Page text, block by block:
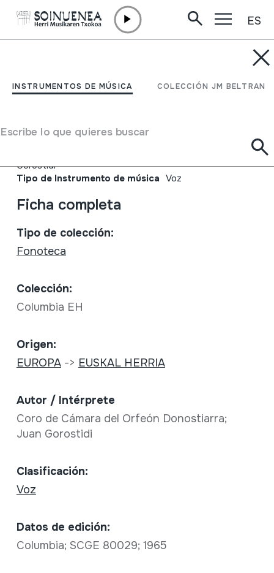
INSTRUMENTOS DE MÚSICA COLECCIÓN JM BELTRAN
Escribe lo que quieres buscar
ES
Coro de Cámara del
Autor
Gorostidi
Tipo de Instrumento de música Voz
Ficha completa
Tipo de colección:
Fonoteca
Colección:
Columbia EH
Origen:
EUROPA-> EUSKAL HERRIA
Autor / Intérprete
Coro de Cámara del Orfeón Donostiarra;
Juan Gorostidi
Clasificación:
Voz
Datos de edición:
Columbia; SCGE 80029; 1965